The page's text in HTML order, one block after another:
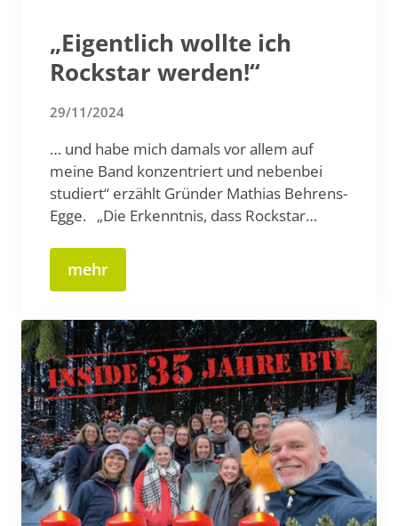
„Eigentlich wollte ich
Rockstar werden!“
29/11/2024
… und habe mich damals vor allem auf
meine Band konzentriert und nebenbei
studiert“ erzählt Gründer Mathias Behrens-
Egge. „Die Erkenntnis, dass Rockstar…
mehr